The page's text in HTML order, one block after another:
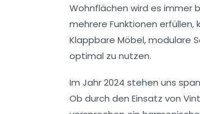
Wohnflächen wird es immer
mehrere Funktionen erfüllen,
Klappbare Möbel, modulare
optimal zu nutzen.
Im Jahr2024 stehen uns
Ob durch den Einsatz von